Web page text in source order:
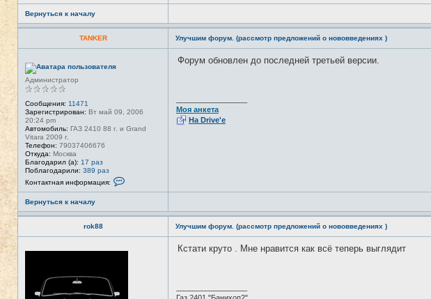
Вернуться к началу
TANKER
Н
е
в
с
е
т
и
Администратор
Сообщения: 11471
Зарегистрирован: Вт май 09, 2006
20:24 pm
Автомобиль: ГАЗ 2410 88 г. и Grand
Vitara 2009 г.
Телефон: 79037406676
Откуда: Москва
Благодарил (а): 17 раз
Поблагодарили: 389 раз
Контактная информация:
н
а
н
я
Улучшим форум. (рассмотр предложений о нововведениях )
Форум обновлен до последней третьей версии.
Моя анкета
На Drive'e
Вернуться к началу
rok88
Н
Улучшим форум. (рассмотр предложений о нововведениях )
Кстати круто . Мне нравится как всё теперь выглядит